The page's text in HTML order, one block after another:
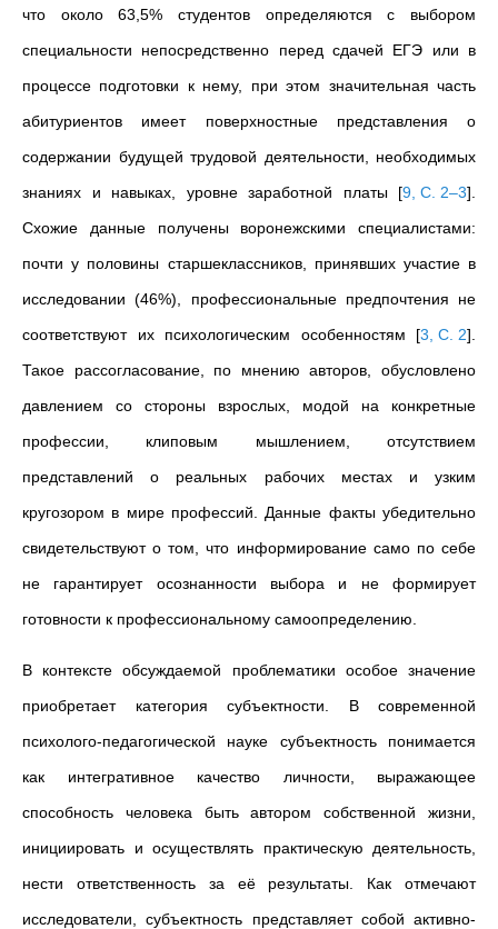
что около 63,5% студентов определяются с выбором
специальности непосредственно перед сдачей ЕГЭ или в
процессе подготовки к нему, при этом значительная часть
абитуриентов имеет поверхностные представления о
содержании будущей трудовой деятельности, необходимых
знаниях и навыках, уровне заработной платы [9, С. 2–3]
Схожие данные получены воронежскими специалистами:
почти у половины старшеклассников, принявших участие в
исследовании (46%), профессиональные предпочтения не
соответствуют их психологическим особенностям [3, С. 2]
Такое рассогласование, по мнению авторов, обусловлено
давлением со стороны взрослых, модой на конкретные
профессии, клиповым мышлением, отсутствием
представлений о реальных рабочих местах и узким
кругозором в мире профессий. Данные факты убедительно
свидетельствуют о том, что информирование само по себе
не гарантирует осознанности выбора и не формирует
готовности к профессиональному самоопределению.
В контексте обсуждаемой проблематики особое значение
приобретает категория субъектности. В современной
психолого-педагогической науке субъектность понимается
как интегративное качество личности, выражающее
способность человека быть автором собственной жизни,
инициировать и осуществлять практическую деятельность,
нести ответственность за её результаты. Как отмечают
исследователи, субъектность представляет собой активно-